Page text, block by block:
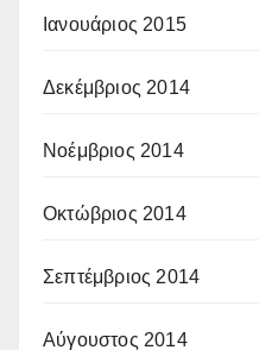
Ιανουάριος 2015
Δεκέμβριος 2014
Νοέμβριος 2014
Οκτώβριος 2014
Σεπτέμβριος 2014
Αύγουστος 2014